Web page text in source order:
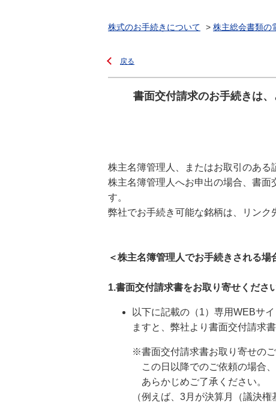
株式のお手続きについて > 株主総会書類の
戻る
書面交付請求のお手続きは
株主名簿管理人、またはお取引のある
株主名簿管理人へお申出の場合、書
す。
弊社でお手続き可能な銘柄は、リンク
＜株主名簿管理人でお手続きされる場
1.書面交付請求書をお取り寄せください
以下に記載の（1）専用WEBサ
ますと、弊社より書面交付請求
※書面交付請求書お取り寄せの
この日以降でのご依頼の場合
あらかじめご了承ください。
（例えば、3月が決算月（議決